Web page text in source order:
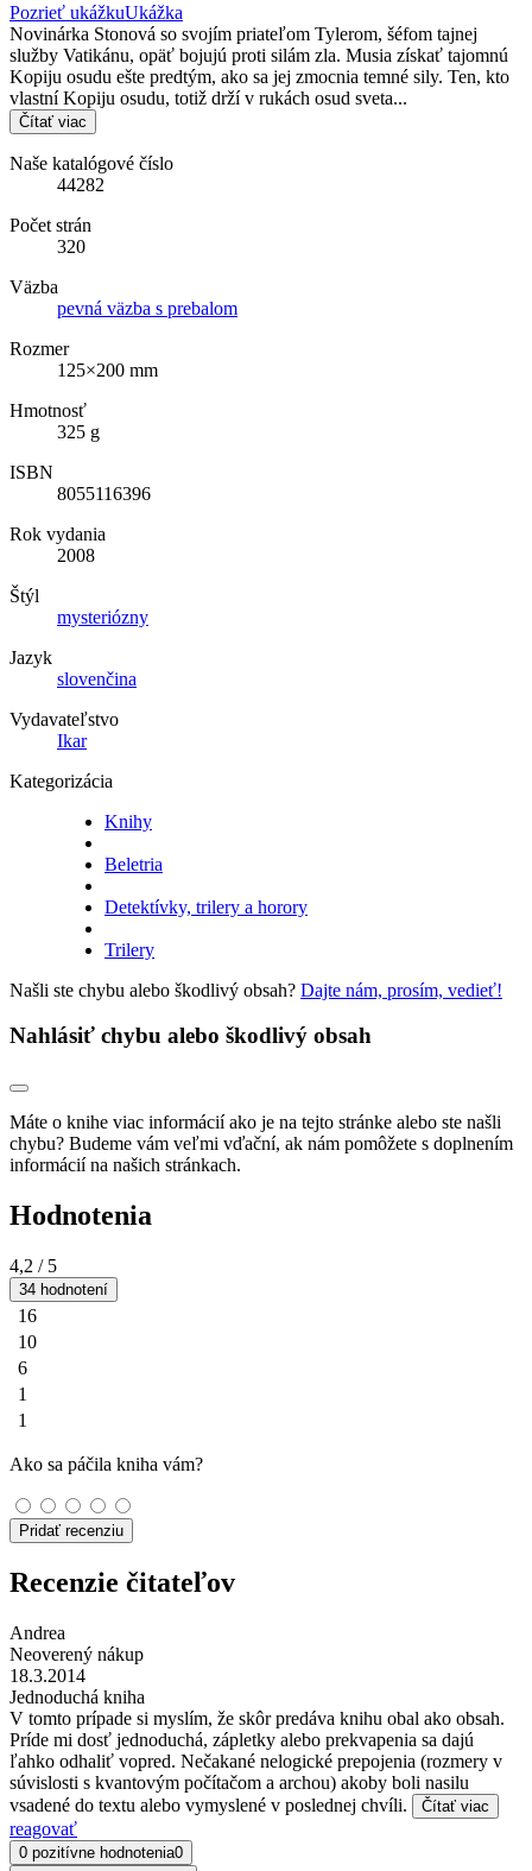
Pozrieť ukážkuUkážka
Novinárka Stonová so svojím priateľom Tylerom, šéfom tajnej
služby Vatikánu, opäť bojujú proti silám zla. Musia získať tajomnú
Kopiju osudu ešte predtým, ako sa jej zmocnia temné sily. Ten, kto
vlastní Kopiju osudu, totiž drží v rukách osud sveta...
Čítať viac
Naše katalógové číslo
44282
Počet strán
320
Väzba
pevná väzba s prebalom
Rozmer
125×200 mm
Hmotnosť
325 g
ISBN
8055116396
Rok vydania
2008
Štýl
mysteriózny
Jazyk
slovenčina
Vydavateľstvo
Ikar
Kategorizácia
Knihy
Beletria
Detektívky, trilery a horory
Trilery
Našli ste chybu alebo škodlivý obsah? Dajte nám, prosím, vedieť!
Nahlásiť chybu alebo škodlivý obsah
Máte o knihe viac informácií ako je na tejto stránke alebo ste našli
chybu? Budeme vám veľmi vďační, ak nám pomôžete s doplnením
informácií na našich stránkach.
Hodnotenia
4,2 / 5
34 hodnotení
16
10
6
1
1
Ako sa páčila kniha vám?
Pridať recenziu
Recenzie čitateľov
Andrea
Neoverený nákup
18.3.2014
Jednoduchá kniha
V tomto prípade si myslím, že skôr predáva knihu obal ako obsah.
Príde mi dosť jednoduchá, zápletky alebo prekvapenia sa dajú
ľahko odhaliť vopred. Nečakané nelogické prepojenia (rozmery v
súvislosti s kvantovým počítačom a archou) akoby boli nasilu
vsadené do textu alebo vymyslené v poslednej chvíli.
Čítať viac
reagovať
0 pozitívne hodnotenia0